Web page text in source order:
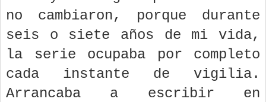
no cambiaron, porque durante
seis o siete años de mi vida,
la serie ocupaba por completo
cada instante de vigilia.
Arrancaba a escribir en